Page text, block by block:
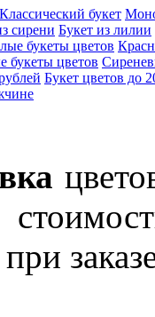
Классический букет
сирени Букет из лилии
букеты цветов
букеты цветов
Букет цветов до